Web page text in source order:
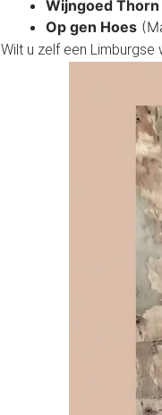
Wijngoed Thorn
Op gen Hoes
Wilt u zelf een Limburgse